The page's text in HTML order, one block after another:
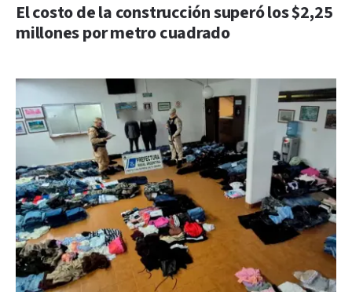
El costo de la construcción superó los $2,25
millones por metro cuadrado